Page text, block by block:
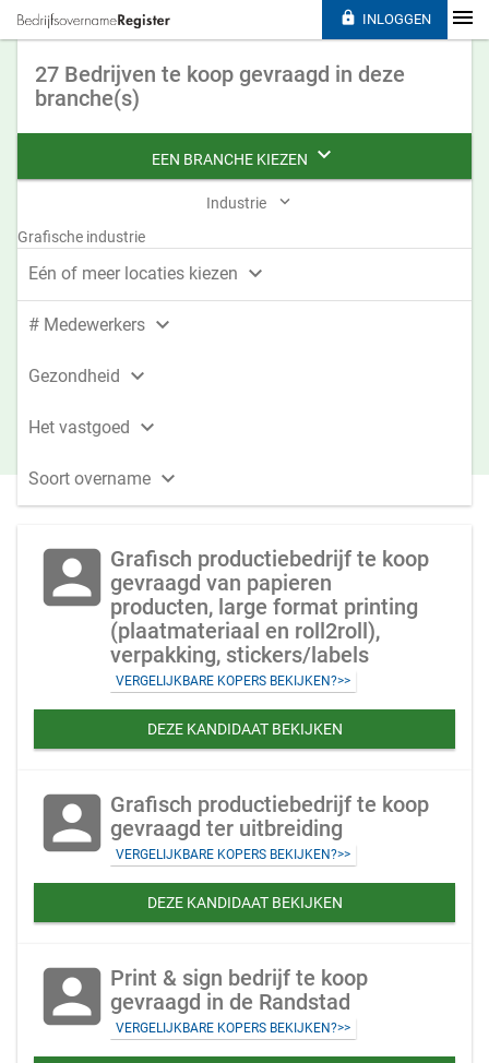
27 Bedrijven te koop gevraagd in deze
branche(s)
EEN BRANCHE KIEZEN 
Industrie 
Grafische industrie
Eén of meer locaties kiezen 
# Medewerkers 
Gezondheid 
Het vastgoed 
Soort overname 
account_box Grafisch productiebedrijf te koop
gevraagd van papieren
producten, large format printing
(plaatmateriaal en roll2roll),
verpakking, stickers/labels
VERGELIJKBARE KOPERS BEKIJKEN?>>
DEZE KANDIDAAT BEKIJKEN
account_box Grafisch productiebedrijf te koop
gevraagd ter uitbreiding
VERGELIJKBARE KOPERS BEKIJKEN?>>
DEZE KANDIDAAT BEKIJKEN
account_box Print & sign bedrijf te koop
gevraagd in de Randstad
VERGELIJKBARE KOPERS BEKIJKEN?>>
 INLOGGEN